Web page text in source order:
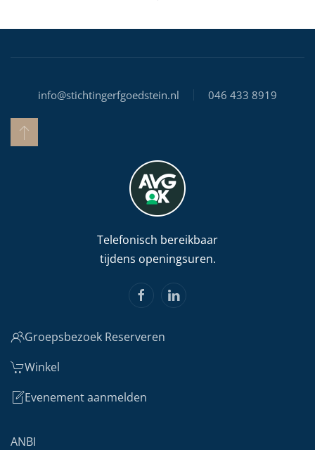
info@stichtingerfgoedstein.nl 046 433 8919
Telefonisch bereikbaar
tijdens openingsuren.
Groepsbezoek Reserveren
Winkel
Evenement aanmelden
ANBI